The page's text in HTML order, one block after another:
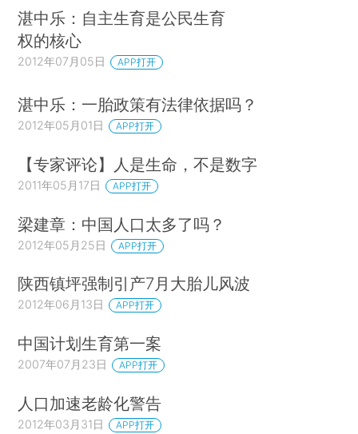
湛中乐：自主生育是公民生育
权的核心
2012年07月05日 APP打开
湛中乐：一胎政策有法律依据吗？
2012年05月01日 APP打开
【专家评论】人是生命，不是数字
2011年05月17日 APP打开
梁建章：中国人口太多了吗？
2012年05月25日 APP打开
陕西镇坪强制引产7月大胎儿风波
2012年06月13日 APP打开
中国计划生育第一案
2007年07月23日 APP打开
人口加速老龄化警告
2012年03月31日 APP打开